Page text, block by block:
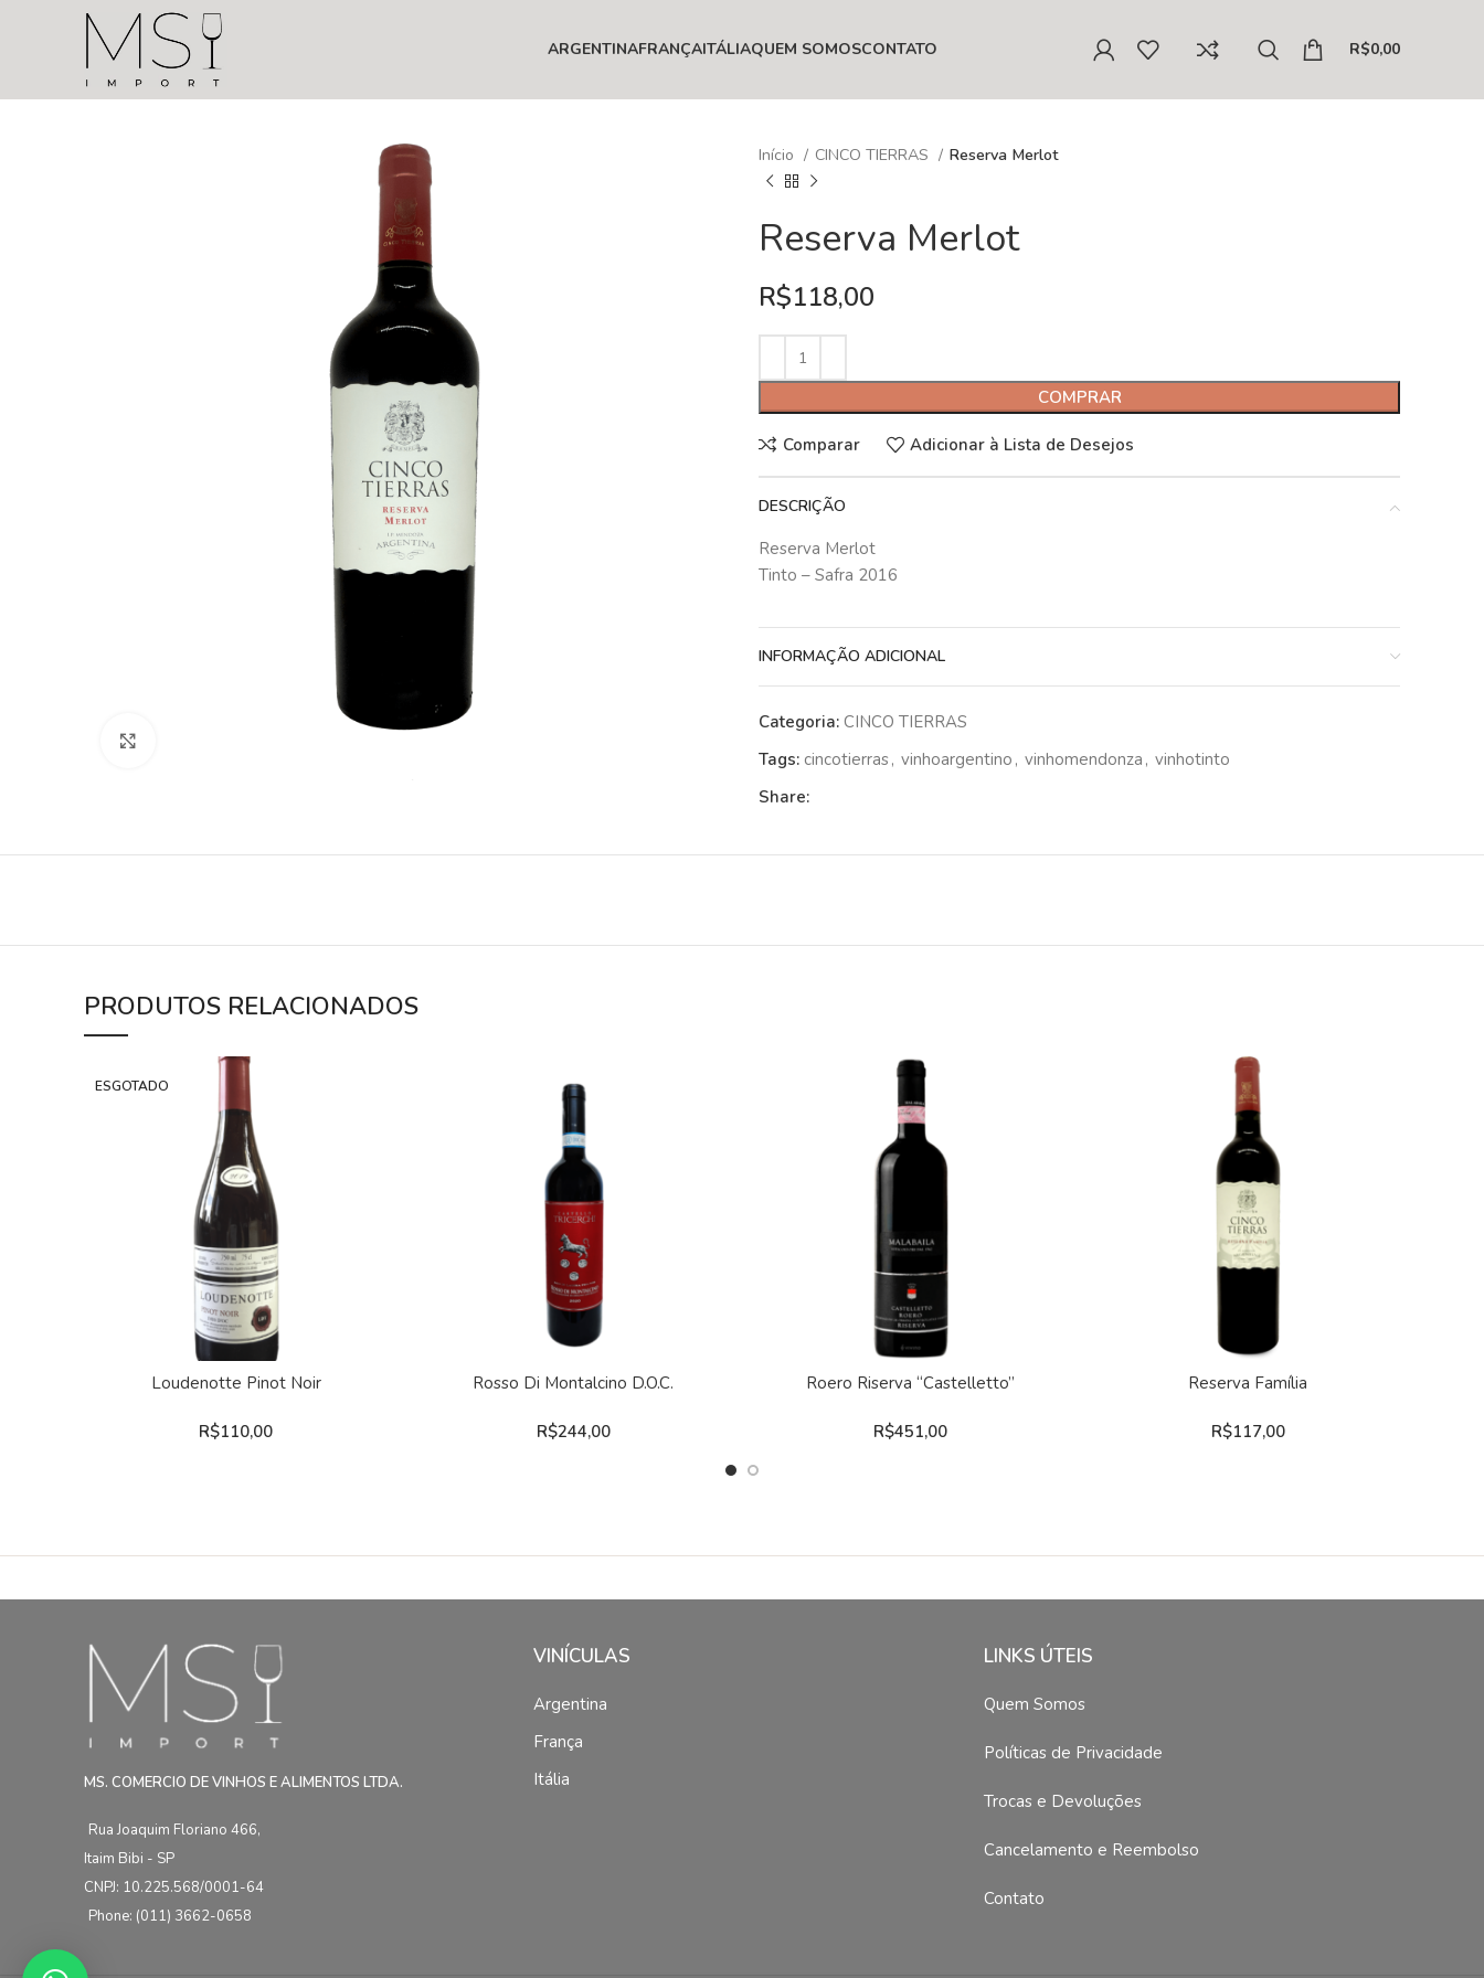
ARGENTINAFRANÇAITÁLIAQUEM SOMOSCONTATO R$0,00
Início CINCO TIERRAS Reserva Merlot
Reserva Merlot
R$118,00
COMPRAR
Comparar Adicionar à Lista de Desejos
DESCRIÇÃO
Reserva Merlot
Tinto – Safra 2016
INFORMAÇÃO ADICIONAL
Categoria: CINCO TIERRAS
Tags: cincotierras , vinhoargentino , vinhomendonza , vinhotinto
Share:
PRODUTOS RELACIONADOS
ESGOTADO
LEIA MAIS
Loudenotte Pinot Noir
R$110,00
COMPRAR
Rosso Di Montalcino D.O.C.
R$244,00
COMPRAR
Roero Riserva “Castelletto”
R$451,00
COMPRAR
Reserva Família
R$117,00
MS. COMERCIO DE VINHOS E ALIMENTOS LTDA.
Rua Joaquim Floriano 466,
Itaim Bibi - SP
CNPJ: 10.225.568/0001-64
Phone: (011) 3662-0658
VINÍCULAS
Argentina
França
Itália
LINKS ÚTEIS
Quem Somos
Políticas de Privacidade
Trocas e Devoluções
Cancelamento e Reembolso
Contato